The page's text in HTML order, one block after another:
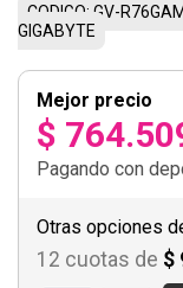
CODIGO: GV-
GIGABYTE
Mejor precio
$
Pagando con
Otras opciones
12 cuotas de $